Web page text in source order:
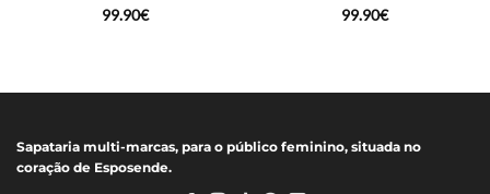
99.90€
99.90€
Sapataria multi-marcas, para o público feminino, situada no
coração de Esposende.